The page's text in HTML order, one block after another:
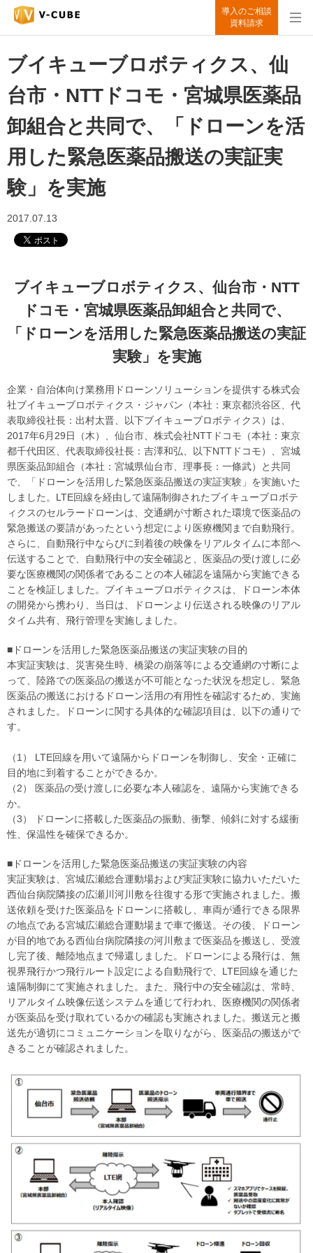
導入のご相談
資料請求
ブイキューブロボティクス、仙
台市・NTTドコモ・宮城県医薬品
卸組合と共同で、「ドローンを活
用した緊急医薬品搬送の実証実
験」を実施
2017.07.13
ブイキューブロボティクス、仙台市・NTT
ドコモ・宮城県医薬品卸組合と共同で、
「ドローンを活用した緊急医薬品搬送の実証
実験」を実施
企業・自治体向け業務用ドローンソリューションを提供する株式会
社ブイキューブロボティクス・ジャパン（本社：東京都渋谷区、代
表取締役社長：出村太晋、以下ブイキューブロボティクス）は、
2017年6月29日（木）、仙台市、株式会社NTTドコモ（本社：東京
都千代田区、代表取締役社長：吉澤和弘、以下NTTドコモ）、宮城
県医薬品卸組合（本社：宮城県仙台市、理事長：一條武）と共同
で、「ドローンを活用した緊急医薬品搬送の実証実験」を実施いた
しました。LTE回線を経由して遠隔制御されたブイキューブロボテ
ィクスのセルラードローンは、交通網が寸断された環境で医薬品の
緊急搬送の要請があったという想定により医療機関まで自動飛行。
さらに、自動飛行中ならびに到着後の映像をリアルタイムに本部へ
伝送することで、自動飛行中の安全確認と、医薬品の受け渡しに必
要な医療機関の関係者であることの本人確認を遠隔から実施できる
ことを検証しました。ブイキューブロボティクスは、ドローン本体
の開発から携わり、当日は、ドローンより伝送される映像のリアル
タイム共有、飛行管理を実施しました。
■ドローンを活用した緊急医薬品搬送の実証実験の目的
本実証実験は、災害発生時、橋梁の崩落等による交通網の寸断によ
って、陸路での医薬品の搬送が不可能となった状況を想定し、緊急
医薬品の搬送におけるドローン活用の有用性を確認するため、実施
されました。ドローンに関する具体的な確認項目は、以下の通りで
す。
（1） LTE回線を用いて遠隔からドローンを制御し、安全・正確に
目的地に到着することができるか。
（2） 医薬品の受け渡しに必要な本人確認を、遠隔から実施できる
か。
（3） ドローンに搭載した医薬品の振動、衝撃、傾斜に対する緩衝
性、保温性を確保できるか。
■ドローンを活用した緊急医薬品搬送の実証実験の内容
実証実験は、宮城広瀬総合運動場および実証実験に協力いただいた
西仙台病院隣接の広瀬川河川敷を往復する形で実施されました。搬
送依頼を受けた医薬品をドローンに搭載し、車両が通行できる限界
の地点である宮城広瀬総合運動場まで車で搬送。その後、ドローン
が目的地である西仙台病院隣接の河川敷まで医薬品を搬送し、受渡
し完了後、離陸地点まで帰還しました。ドローンによる飛行は、無
視界飛行かつ飛行ルート設定による自動飛行で、LTE回線を通じた
遠隔制御にて実施されました。また、飛行中の安全確認は、常時、
リアルタイム映像伝送システムを通じて行われ、医療機関の関係者
が医薬品を受け取れているかの確認も実施されました。搬送元と搬
送先が適切にコミュニケーションを取りながら、医薬品の搬送がで
きることが確認されました。